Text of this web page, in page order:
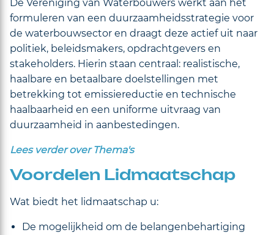
De Vereniging van Waterbouwers werkt aan het
formuleren van een duurzaamheidsstrategie voor
de waterbouwsector en draagt deze actief uit naar
politiek, beleidsmakers, opdrachtgevers en
stakeholders. Hierin staan centraal: realistische,
haalbare en betaalbare doelstellingen met
betrekking tot emissiereductie en technische
haalbaarheid en een uniforme uitvraag van
duurzaamheid in aanbestedingen.
Lees verder over Thema's
Voordelen Lidmaatschap
Wat biedt het lidmaatschap u:
De mogelijkheid om de belangenbehartiging